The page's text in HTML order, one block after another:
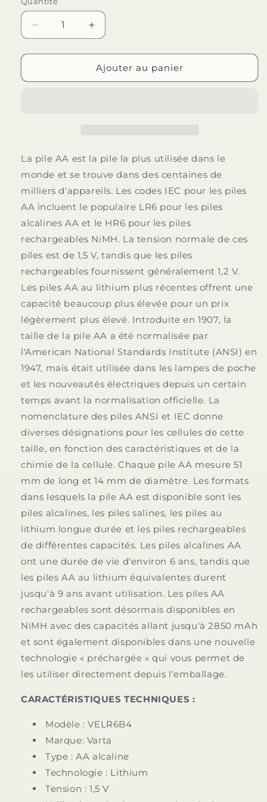
Quantité
Réduire
la
quantité
VARTA
LR6
Augmenter
la
quantité
de
VARTA
LR6
Ajouter au panier
La pile AA est la pile la plus utilisée dans le
monde et se trouve dans des centaines de
milliers d'appareils. Les codes IEC pour les piles
AA incluent le populaire LR6 pour les piles
alcalines AA et le HR6 pour les piles
rechargeables NiMH. La tension normale de ces
piles est de 1,5 V, tandis que les piles
rechargeables fournissent généralement 1,2 V.
Les piles AA au lithium plus récentes offrent une
capacité beaucoup plus élevée pour un prix
légèrement plus élevé. Introduite en 1907, la
taille de la pile AA a été normalisée par
l'American National Standards Institute (ANSI) en
1947, mais était utilisée dans les lampes de poche
et les nouveautés électriques depuis un certain
temps avant la normalisation officielle. La
nomenclature des piles ANSI et IEC donne
diverses désignations pour les cellules de cette
taille, en fonction des caractéristiques et de la
chimie de la cellule. Chaque pile AA mesure 51
mm de long et 14 mm de diamètre. Les formats
dans lesquels la pile AA est disponible sont les
piles alcalines, les piles salines, les piles au
lithium longue durée et les piles rechargeables
de différentes capacités. Les piles alcalines AA
ont une durée de vie d'environ 6 ans, tandis que
les piles AA au lithium équivalentes durent
jusqu'à 9 ans avant utilisation. Les piles AA
rechargeables sont désormais disponibles en
NiMH avec des capacités allant jusqu'à 2850 mAh
et sont également disponibles dans une nouvelle
technologie « préchargée » qui vous permet de
les utiliser directement depuis l'emballage.
CARACTÉRISTIQUES TECHNIQUES :
Modèle : VELR6B4
Marque: Varta
Type : AA alcaline
Technologie : Lithium
Tension : 1,5 V